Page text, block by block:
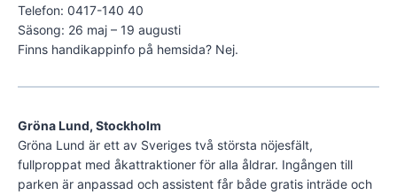
Telefon: 0417-140 40
Säsong: 26 maj – 19 augusti
Finns handikappinfo på hemsida? Nej.
Gröna Lund, Stockholm
Gröna Lund är ett av Sveriges två största nöjesfält,
fullproppat med åkattraktioner för alla åldrar. Ingången till
parken är anpassad och assistent får både gratis inträde och